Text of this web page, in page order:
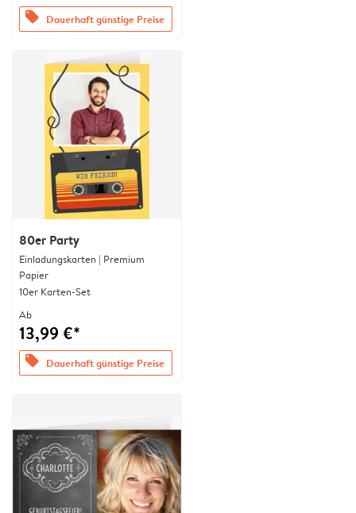
offers Dauerhaft günstige Preise
80er Party
Einladungskarten | Premium
Papier
10er Karten-Set
Ab
13,99 €*
offers Dauerhaft günstige Preise